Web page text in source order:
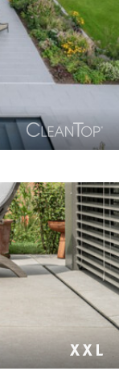
harmonischem
CleanTop-
in nur 2 cm